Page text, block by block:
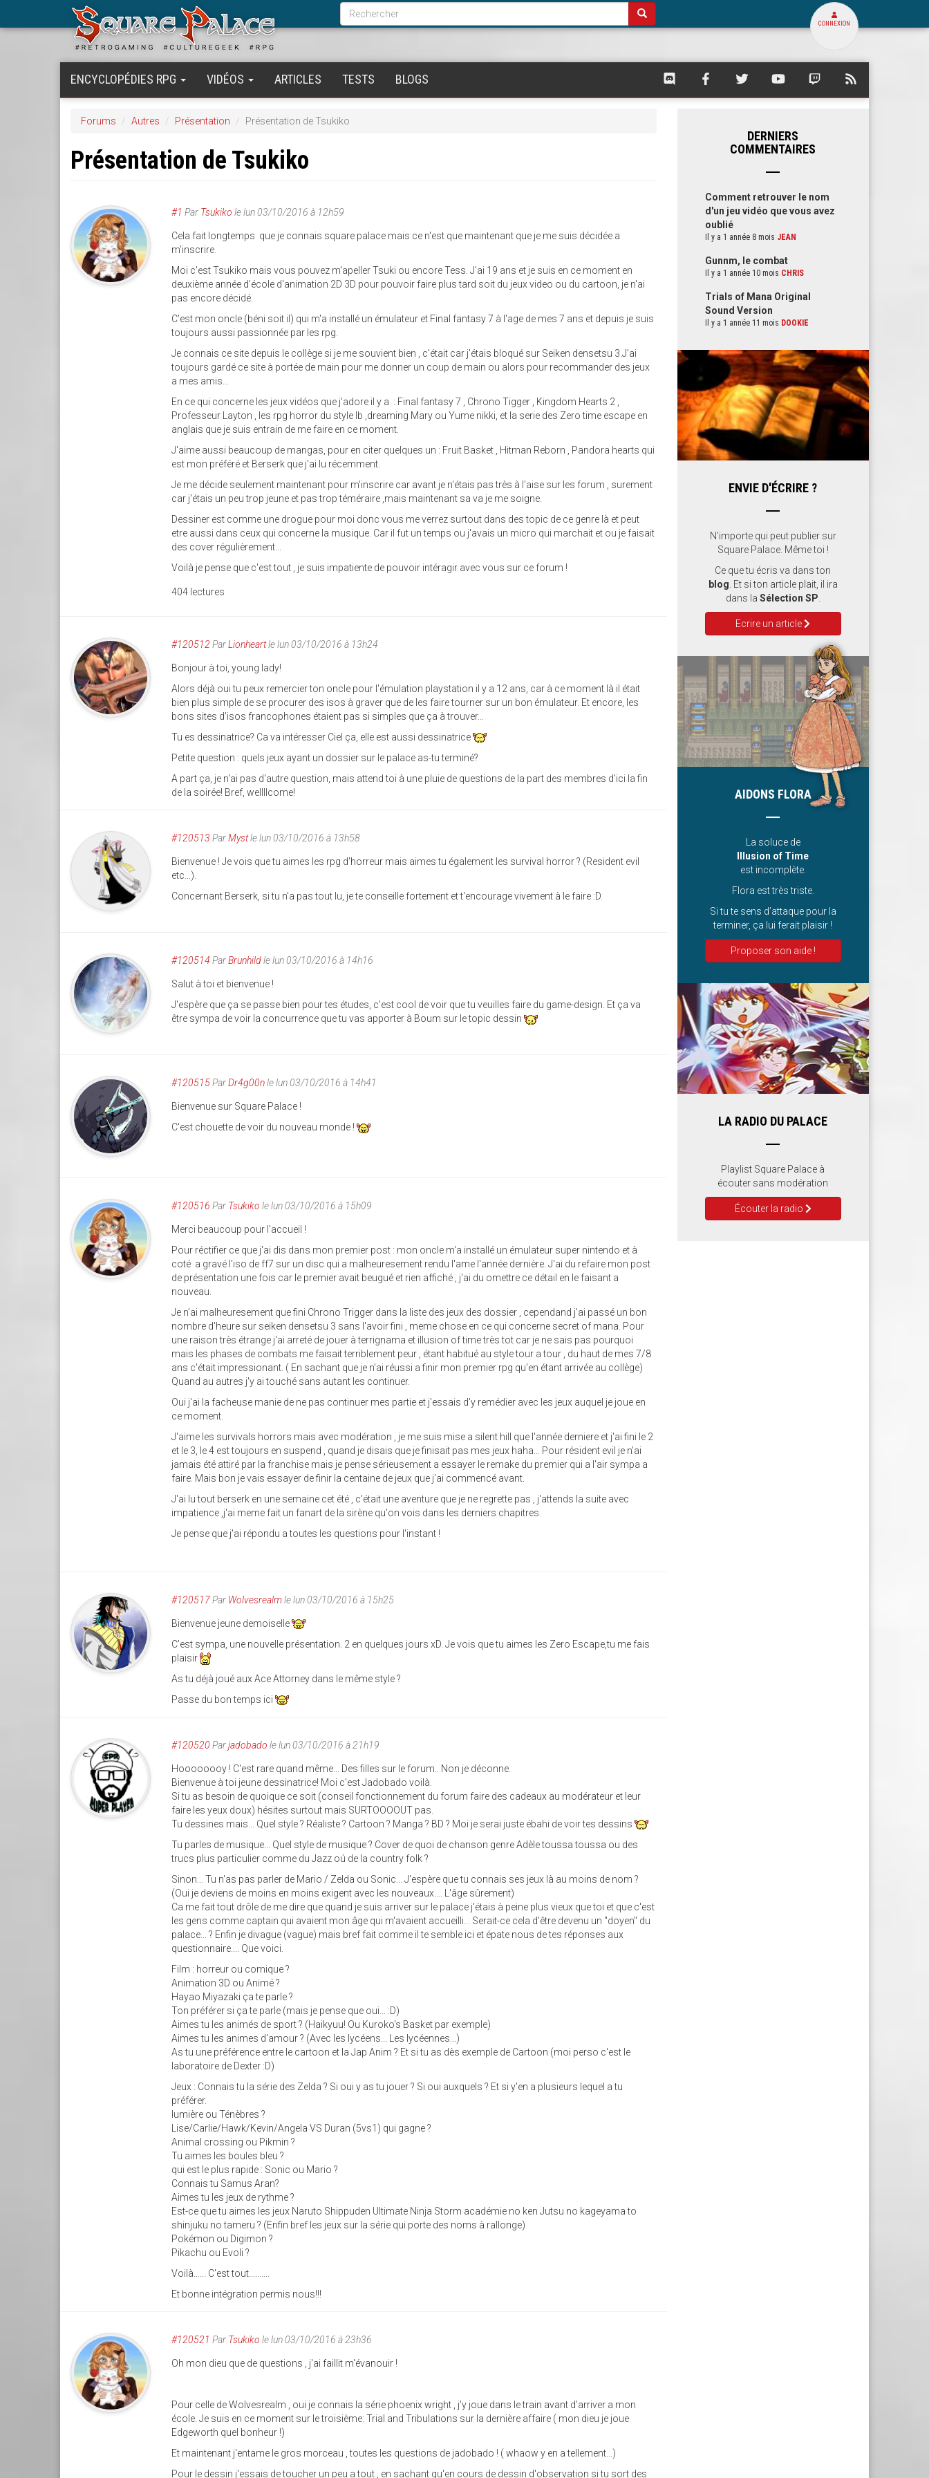
Formulaire
de
recherche
Rechercher
CONNEXION
ENCYCLOPÉDIES RPG VIDÉOS ARTICLES TESTS BLOGS
SQUARE
SQUARE SQUARE SQUARE SQUARE
Forums Autres Présentation Présentation de Tsukiko
Présentation de Tsukiko
#1 Par Tsukiko lelun 03/10/2016 à 12h59
Cela fait longtemps que je connais square palace mais ce n'est que maintenant que je me suis décidée a
m'inscrire.
Moi c'est Tsukiko mais vous pouvez m'apeller Tsuki ou encore Tess. J'ai 19 ans et je suis en ce moment en
deuxième année d'école d'animation 2D 3D pour pouvoir faire plus tard soit du jeux video ou du cartoon, je n'ai
pas encore décidé.
C'est mon oncle (béni soit il) qui m'a installé un émulateur et Final fantasy 7 à l'age de mes 7 ans et depuis je suis
toujours aussi passionnée par les rpg.
Je connais ce site depuis le collège si je me souvient bien , c'était car j'étais bloqué sur Seiken densetsu 3.J'ai
toujours gardé ce site à portée de main pour me donner un coup de main ou alors pour recommander des jeux
a mes amis...
En ce qui concerne les jeux vidéos que j'adore il y a : Final fantasy 7 , Chrono Tigger , Kingdom Hearts 2 ,
Professeur Layton , les rpg horror du style Ib ,dreaming Mary ou Yume nikki, et la serie des Zero time escape en
anglais que je suis entrain de me faire en ce moment.
J'aime aussi beaucoup de mangas, pour en citer quelques un : Fruit Basket , Hitman Reborn , Pandora hearts qui
est mon préféré et Berserk que j'ai lu récemment.
Je me décide seulement maintenant pour m'inscrire car avant je n'étais pas très à l'aise sur les forum , surement
car j'étais un peu trop jeune et pas trop téméraire ,mais maintenant sa va je me soigne.
Dessiner est comme une drogue pour moi donc vous me verrez surtout dans des topic de ce genre là et peut
etre aussi dans ceux qui concerne la musique. Car il fut un temps ou j'avais un micro qui marchait et ou je faisait
des cover régulièrement...
Voilà je pense que c'est tout , je suis impatiente de pouvoir intéragir avec vous sur ce forum !
404 lectures
#120512 ParLionheartle lun 03/10/2016 à 13h24
Bonjour à toi, young lady!
Alors déjà oui tu peux remercier ton oncle pour l'émulation playstation il y a 12 ans, car à ce moment là il était
bien plus simple de se procurer des isos à graver que de les faire tourner sur un bon émulateur. Et encore, les
bons sites d'isos francophones étaient pas si simples que ça à trouver...
Tu es dessinatrice? Ca va intéresser Ciel ça, elle est aussi dessinatrice
Petite question : quels jeux ayant un dossier sur le palace as-tu terminé?
A part ça, je n'ai pas d'autre question, mais attend toi à une pluie de questions de la part des membres d'ici la fin
de la soirée! Bref, wellllcome!
#120513 ParMystle lun 03/10/2016 à 13h58
Bienvenue ! Je vois que tu aimes les rpg d'horreur mais aimes tu également les survival horror ? (Resident evil
etc...).
Concernant Berserk, si tu n'a pas tout lu, je te conseille fortement et t'encourage vivement à le faire :D.
#120514 ParBrunhildle lun 03/10/2016 à 14h16
Salut à toi et bienvenue !
J'espère que ça se passe bien pour tes études, c'est cool de voir que tu veuilles faire du game-design. Et ça va
être sympa de voir la concurrence que tu vas apporter à Boum sur le topic dessin
#120515ParDr4g00nle lun 03/10/2016 à 14h41
Bienvenue sur Square Palace !
C'est chouette de voir du nouveau monde !
#120516 Par Tsukiko le lun 03/10/2016 à 15h09
Merci beaucoup pour l'accueil !
Pour réctifier ce que j'ai dis dans mon premier post : mon oncle m'a installé un émulateur super nintendo et à
coté a gravé l'iso de ff7 sur un disc qui a malheuresement rendu l'ame l'année dernière. J'ai du refaire mon post
de présentation une fois car le premier avait beugué et rien affiché , j'ai du omettre ce détail en le faisant a
nouveau.
Je n'ai malheuresement que fini Chrono Trigger dans la liste des jeux des dossier , cependand j'ai passé un bon
nombre d'heure sur seiken densetsu 3 sans l'avoir fini , meme chose en ce qui concerne secret of mana. Pour
une raison très étrange j'ai arreté de jouer à terrignama et illusion of time très tot car je ne sais pas pourquoi
mais les phases de combats me faisait terriblement peur , étant habitué au style tour a tour , du haut de mes 7/8
ans c'était impressionant. ( En sachant que je n'ai réussi a finir mon premier rpg qu'en étant arrivée au collège)
Quand au autres j'y ai touché sans autant les continuer.
Oui j'ai la facheuse manie de ne pas continuer mes partie et j'essais d'y remédier avec les jeux auquel je joue en
ce moment.
J'aime les survivals horrors mais avec modération , je me suis mise a silent hill que l'année derniere et j'ai fini le 2
et le 3, le 4 est toujours en suspend , quand je disais que je finisait pas mes jeux haha... Pour résident evil je n'ai
jamais été attiré par la franchise mais je pense sérieusement a essayer le remake du premier qui a l'air sympa a
faire. Mais bon je vais essayer de finir la centaine de jeux que j'ai commencé avant.
J'ai lu tout berserk en une semaine cet été , c'était une aventure que je ne regrette pas , j'attends la suite avec
impatience ,j'ai meme fait un fanart de la sirène qu'on vois dans les derniers chapitres.
Je pense que j'ai répondu a toutes les questions pour l'instant !
#120517Par Wolvesrealmle lun 03/10/2016 à 15h25
Bienvenue jeune demoiselle
C'est sympa, une nouvelle présentation. 2 en quelques jours xD. Je vois que tu aimes les Zero Escape,tu me fais
plaisir
As tu déjà joué aux Ace Attorney dans le même style ?
Passe du bon temps ici
#120520 Parjadobado le lun 03/10/2016 à 21h19
Hoooooooy ! C'est rare quand même... Des filles sur le forum.. Non je déconne.
Bienvenue à toi jeune dessinatrice! Moi c'est Jadobado voilà.
Si tu as besoin de quoique ce soit (conseil fonctionnement du forum faire des cadeaux au modérateur et leur
faire les yeux doux) hésites surtout mais SURTOOOOUT pas.
Tu dessines mais... Quel style ? Réaliste ? Cartoon ? Manga ? BD ? Moi je serai juste ébahi de voir tes dessins
Tu parles de musique... Quel style de musique ? Cover de quoi de chanson genre Adèle toussa toussa ou des
trucs plus particulier comme du Jazz oú de la country folk ?
Sinon... Tu n'as pas parler de Mario / Zelda ou Sonic... J'espère que tu connais ses jeux là au moins de nom ?
(Oui je deviens de moins en moins exigent avec les nouveaux.... L'âge sûrement)
Ca me fait tout drôle de me dire que quand je suis arriver sur le palace j'étais à peine plus vieux que toi et que c'est
les gens comme captain qui avaient mon âge qui m'avaient accueilli... Serait-ce cela d'être devenu un "doyen" du
palace... ? Enfin je divague (vague) mais bref fait comme il te semble ici et épate nous de tes réponses aux
questionnaire.... Que voici.
Film : horreur ou comique ?
Animation 3D ou Animé ?
Hayao Miyazaki ça te parle ?
Ton préférer si ça te parle (mais je pense que oui... :D)
Aimes tu les animés de sport ? (Haikyuu! Ou Kuroko's Basket par exemple)
Aimes tu les animes d'amour ? (Avec les lycéens... Les lycéennes...)
As tu une préférence entre le cartoon et la Jap Anim ? Et si tu as dès exemple de Cartoon (moi perso c'est le
laboratoire de Dexter :D)
Jeux : Connais tu la série des Zelda ? Si oui y as tu jouer ? Si oui auxquels ? Et si y'en a plusieurs lequel a tu
préférer.
lumière ou Ténèbres ?
Lise/Carlie/Hawk/Kevin/Angela VS Duran (5vs1) qui gagne ?
Animal crossing ou Pikmin ?
Tu aimes les boules bleu ?
qui est le plus rapide : Sonic ou Mario ?
Connais tu Samus Aran?
Aimes tu les jeux de rythme ?
Est-ce que tu aimes les jeux Naruto Shippuden Ultimate Ninja Storm académie no ken Jutsu no kageyama to
shinjuku no tameru ? (Enfin bref les jeux sur la série qui porte des noms à rallonge)
Pokémon ou Digimon ?
Pikachu ou Evoli ?
Voilà...... C'est tout..........
Et bonne intégration permis nous!!!
#120521 Par Tsukiko le lun 03/10/2016 à 23h36
Oh mon dieu que de questions , j'ai faillit m'évanouir !
Pour celle de Wolvesrealm , oui je connais la série phoenix wright , j'y joue dans le train avant d'arriver a mon
école. Je suis en ce moment sur le troisième: Trial and Tribulations sur la dernière affaire ( mon dieu je joue
Edgeworth quel bonheur !)
Et maintenant j'entame le gros morceau , toutes les questions de jadobado ! ( whaow y en a tellement...)
Pour le dessin j'essais de toucher un peu a tout , en sachant qu'en cours de dessin d'observation si tu sort des
DERNIERS
COMMENTAIRES
Comment retrouver le nom
d'un jeu vidéo que vous avez
oublié
Il y a 1 année 8 mois JEAN
Gunnm, le combat
Il y a 1 année 10 mois CHRIS
Trials of Mana Original
Sound Version
Il y a 1 année 11 mois DOOKIE
ENVIE D'ÉCRIRE ?
N'importe qui peut publier sur
Square Palace. Même toi !
Ce que tu écris va dans ton
blog . Et si ton article plait, il ira
dans la Sélection SP
Ecrire un article
AIDONS FLORA
La soluce de
Illusion of Time
est incomplète.
Flora est très triste.
Si tu te sens d’attaque pour la
terminer, ça lui ferait plaisir !
Proposer son aide !
LA RADIO DU PALACE
Playlist Square Palace à
écouter sans modération
Écouter la radio